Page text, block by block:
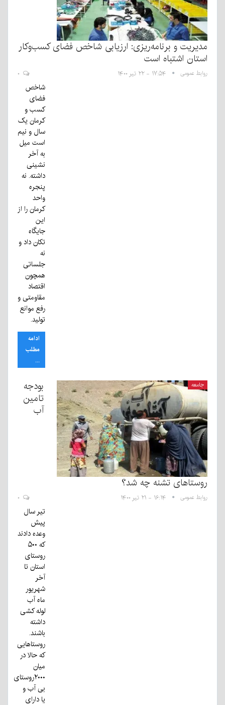
مدیریت و برنامه‌ریزی: ارزیابی شاخص فضای کسب‌وکار
استان اشتباه است
روابط عمومی ۱۷:۵۴ - ۲۲ تیر ۱۴۰۰
شاخص
فضای
کسب و
کرمان یک
سال و نیم
است میل
به آخر
نشینی
داشته. نه
پنجره
واحد
کرمان را از
این
جایگاه
تکان داد و
نه
جلساتی
همچون
اقتصاد
مقاومتی و
رفع موانع
تولید.
ادامه
مطلب
...
جامعه
بودجه
تامین
آب
روستاهای تشنه چه شد؟
روابط عمومی ۱۶:۱۴ - ۲۱ تیر ۱۴۰۰
تیر سال
پیش
وعده دادند
که ۵۰۰
روستای
استان تا
آخر
شهریور
ماه آب
لوله کشی
داشته
باشند.
روستاهایی
که حالا در
میان
۲۰۰۰روستای
بی آب و
یا دارای